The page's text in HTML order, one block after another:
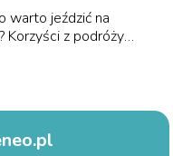
warto jeździć na
Korzyści z podróży